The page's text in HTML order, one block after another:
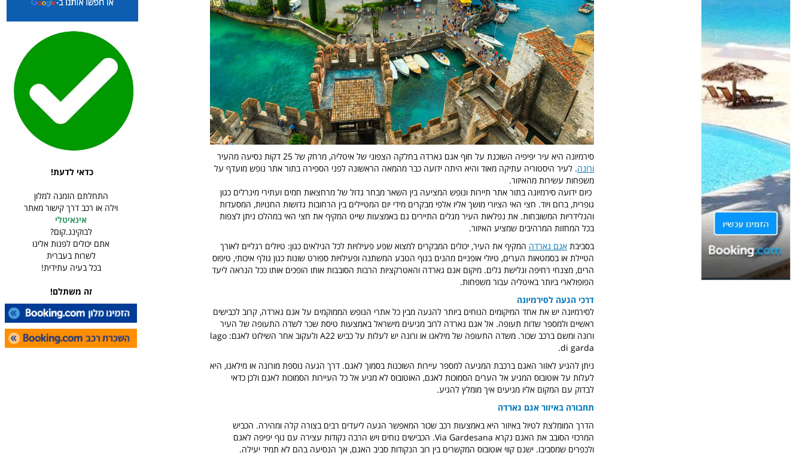
סירמיונה היא עיר יפיפיה השוכנת על חוף אגם גארדה בחלקה הצפוני של איטליה, מרחק של 25 דקות נסיעה מהעיר
ורונה. לעיר היסטוריה עתיקה מאוד והיא היתה ידועה כבר מהמאה הראשונה לפני הספירה בתור אתר נופש מועדף על
משפחות עשירות מהאיזור.
כיום ידועה סירמיונה בתור אתר תיירות ונופש המציעה בין השאר מבחר גדול של מרחצאות חמים ועתירי מינרלים כגון
גופרית, ברום ויוד. חצי האי הציורי מושך אליו אלפי מבקרים מידי יום המטיילים בין הרחובות גדושות החנויות, המסעדות
והגלידריות המשובחות. את נפלאות העיר מגלים התיירים גם באמצעות שייט המקיף את חצי האי במהלכו ניתן לצפות
בכל המחזות המרהיבים שמציע האיזור.
בסביבת אגם גארדה המקיף את העיר, יכולים המבקרים למצוא שפע פעילויות לכל הגילאים כגון: טיולים רגליים לאורך
הטיילת או בסמטאות הערים, טיולי אופניים מהנים בנוף הטבע המשתנה ופעילויות ספורט שונות כגון גולף איכותי, טיפוס
הרים, מצנחי רחיפה וגלישת גלים. מיקום אגם גארדה והאטרקציות הרבות הסובבות אותו הופכים אותו ככל הנראה ליעד
הפופולארי ביותר באיטליה עבור משפחות.
דרכי הגעה לסירמיונה
לסירמיונה יש את אחד המיקומים הנוחים ביותר להגעה מבין כל אתרי הנופש הממוקמים על אגם גארדה, קרוב לכבישים
ראשיים ולמספר שדות תעופה. אל אגם גארדה לרוב מגיעים מישראל באמצעות טיסת שכר לשדה התעופה של העיר
ורונה ומשם ברכב שכור. משדה התעופה של מילאנו או ורונה יש לעלות על כביש A22 ולעקוב אחר השילוט לאגם: lago
di garda.
ניתן להגיע לאזור האגם ברכבת המגיעה למספר עיירות השוכנות בסמוך לאגם. דרך הגעה נוספת מורונה או מילאנו, היא
לעלות על אוטובוס המגיע אל הערים הסמוכות לאגם, האוטובוס לא מגיע אל כל העיירות הסמוכות לאגם ולכן כדאי
לבדוק עם המקום אליו מגיעים איך מומלץ להגיע.
תחבורה באיזור אגם גארדה
הדרך המומלצת לטיול באיזור היא באמצעות רכב שכור המאפשר הגעה ליעדים רבים בצורה קלה ומהירה. הכביש
המרכזי הסובב את האגם נקרא Via Gardesana. הכבישים נוחים ויש הרבה נקודות עצירה עם נוף יפיפה לאגם
ולכפרים שמסביבו. ישנם קווי אוטובוס המקשרים בין רוב הנקודות סביב האגם, אך הנסיעה בהם לא תמיד יעילה.
כדאי לדעת!
התחלתם הזמנה למלון
וילה או רכב דרך קישור מאתר
אינאיטלי
לבוקינג.קום?
אתם יכולים לפנות אלינו
לשרות בעברית
בכל בעיה עתידית!
זה משתלם!